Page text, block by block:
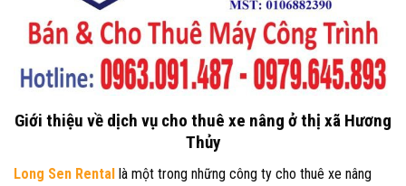
Giới thiệu về dịch vụ cho thuê xe nâng ở thị xã Hương
Thủy
Long Sen Rental là một trong những công ty cho thuê xe nâng